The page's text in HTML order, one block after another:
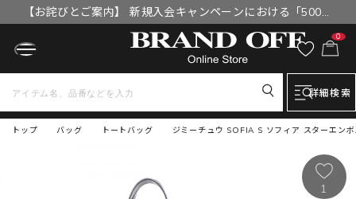
【お詫びとご案内】 新規入会キャンペーンにおける「500円
OFFクーポン」付与漏れと補填について
0
詳細検索
トップ ジミーチュウ SOFIA S ソフィア スターエン
バッグ トートバッグ
1